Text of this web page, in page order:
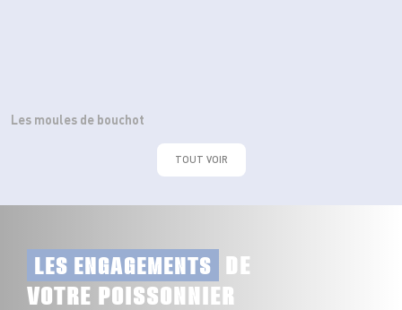
Les moules de bouchot
TOUT VOIR
LES ENGAGEMENTS DE
VOTRE POISSONNIER